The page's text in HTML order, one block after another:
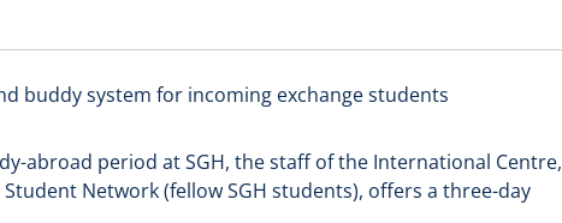
buddy system for incoming exchange students
abroad period at SGH, the staff of the International Centre,
Network (fellow SGH students), offers a three-day